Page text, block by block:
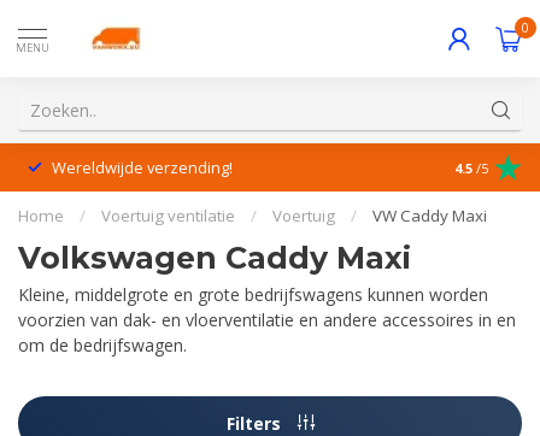
MENU
0
Wereldwijde verzending! 4.5 /5
Home / Voertuig ventilatie / Voertuig / VW Caddy Maxi
Volkswagen Caddy Maxi
Kleine, middelgrote en grote bedrijfswagens kunnen worden
voorzien van dak- en vloerventilatie en andere accessoires in en
om de bedrijfswagen.
Filters